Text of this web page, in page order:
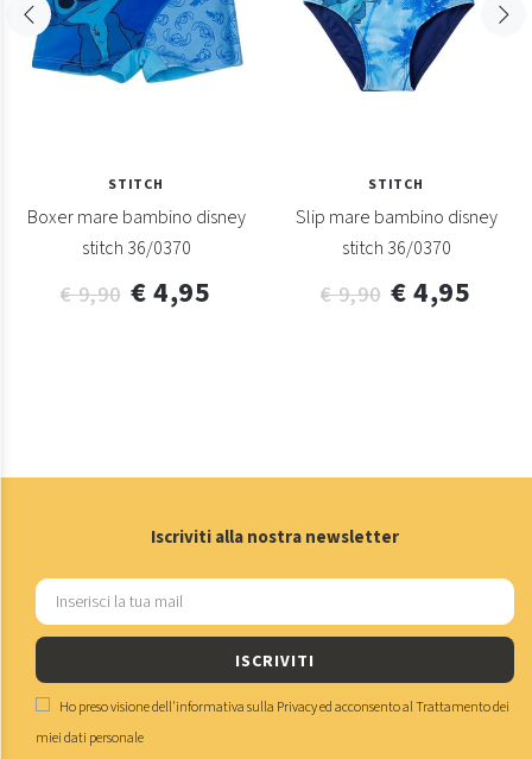
STITCH
Boxer mare bambino disney
stitch 36/0370
€ 9,90 € 4,95
STITCH
Slip mare bambino disney
stitch 36/0370
€ 9,90 € 4,95
Iscriviti alla nostra newsletter
ISCRIVITI
Ho preso visione dell'informativa sulla Privacyed acconsento alTrattamento dei
miei dati personale